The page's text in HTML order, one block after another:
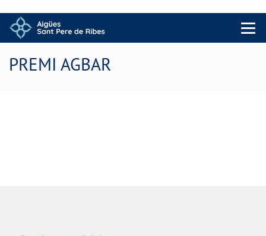
Menu
PREMI AGBAR